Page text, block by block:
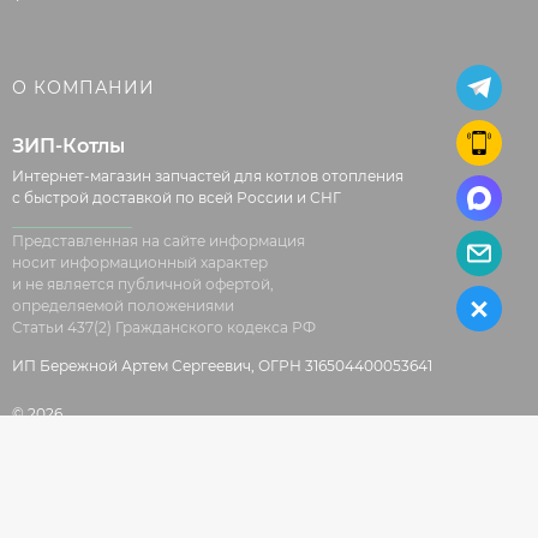
О КОМПАНИИ
ЗИП-Котлы
Интернет-магазин запчастей для котлов отопления
с быстрой доставкой по всей России и СНГ
Представленная на сайте информация
носит информационный характер
и не является публичной офертой,
определяемой положениями
Статьи 437(2) Гражданского кодекса РФ
ИП Бережной Артем Сергеевич, ОГРН 316504400053641
© 2026